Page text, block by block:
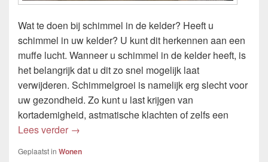
Wat te doen bij schimmel in de kelder? Heeft u
schimmel in uw kelder? U kunt dit herkennen aan een
muffe lucht. Wanneer u schimmel in de kelder heeft, is
het belangrijk dat u dit zo snel mogelijk laat
verwijderen. Schimmelgroei is namelijk erg slecht voor
uw gezondheid. Zo kunt u last krijgen van
kortademigheid, astmatische klachten of zelfs een
Lees verder Schimmel in de kelder?
→
Geplaatst in Wonen